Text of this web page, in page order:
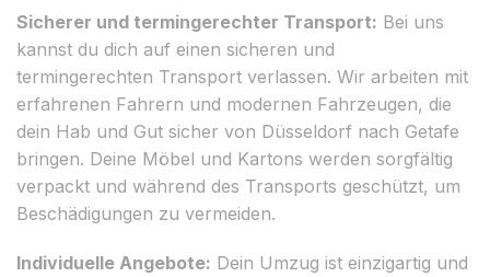
Sicherer und termingerechter Transport: Bei uns
kannst du dich auf einen sicheren und
termingerechten Transport verlassen. Wir arbeiten mit
erfahrenen Fahrern und modernen Fahrzeugen, die
dein Hab und Gut sicher von Düsseldorf nach Getafe
bringen. Deine Möbel und Kartons werden sorgfältig
verpackt und während des Transports geschützt, um
Beschädigungen zu vermeiden.
Individuelle Angebote: Dein Umzug ist einzigartig und